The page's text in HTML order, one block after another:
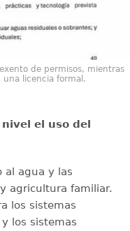
de permisos, mientras
licencia formal.
el uso del
al agua y las
agricultura familiar.
los sistemas
los sistemas